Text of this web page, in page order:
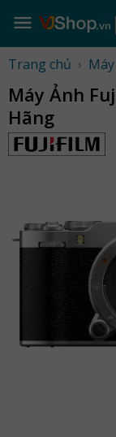
Trang chủ ›
Máy Ảnh
Hãng